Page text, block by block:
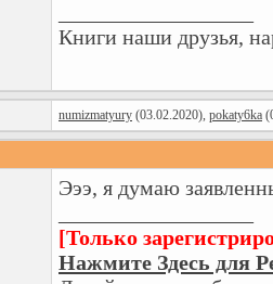
Книги наши друзья,
numizmatyury (03.02.2020), pokaty6ka
Эээ, я думаю
[Только
Нажмите Здесь для